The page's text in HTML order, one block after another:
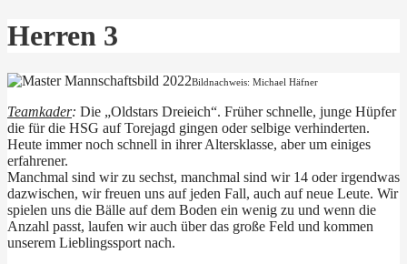
Herren 3
Bildnachweis: Michael Häfner
Teamkader: Die „Oldstars Dreieich“. Früher schnelle, junge Hüpfer
die für die HSG auf Torejagd gingen oder selbige verhinderten.
Heute immer noch schnell in ihrer Altersklasse, aber um einiges
erfahrener.
Manchmal sind wir zu sechst, manchmal sind wir 14 oder irgendwas
dazwischen, wir freuen uns auf jeden Fall, auch auf neue Leute. Wir
spielen uns die Bälle auf dem Boden ein wenig zu und wenn die
Anzahl passt, laufen wir auch über das große Feld und kommen
unserem Lieblingssport nach.